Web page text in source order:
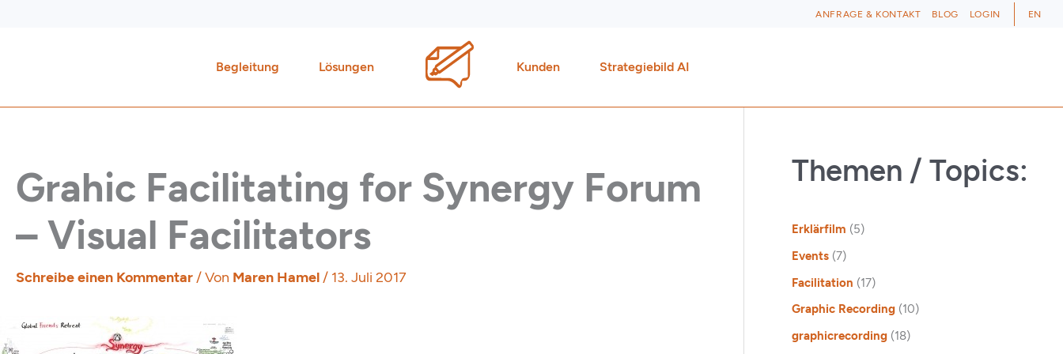
ANFRAGE & KONTAKT BLOG LOGIN EN
Begleitung Lösungen Kunden Strategiebild AI
Grahic Facilitating for Synergy Forum
– Visual Facilitators
Schreibe einen Kommentar/ Von Maren Hamel/ 13. Juli 2017
Themen / Topics:
Erklärfilm (5)
Events(7)
Facilitation (17)
Graphic Recording(10)
graphicrecording(18)